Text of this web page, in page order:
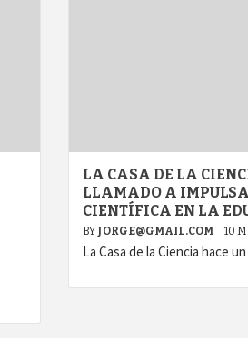
LA CASA DE LA
LLAMADO A
CIENTÍFICA EN LA
BY JORGE@GMAIL.COM 10
La Casa de la Ciencia hace